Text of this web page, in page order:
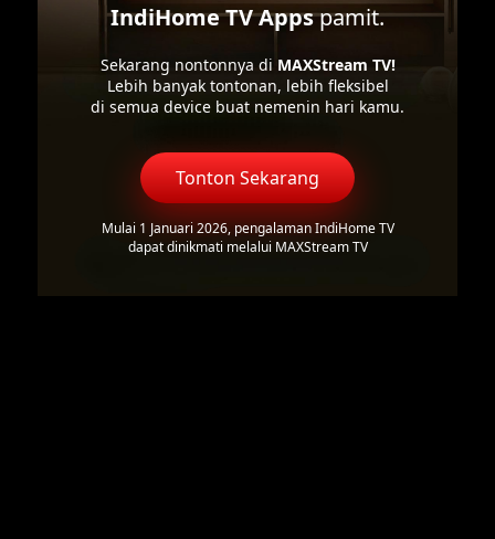
IndiHome TV Appspamit.
Sekarang nontonnya di MAXStream TV!
Lebih banyak tontonan, lebih fleksibel
di semua device buat nemenin hari kamu.
Tonton Sekarang
Mulai 1 Januari 2026, pengalaman IndiHome TV
dapat dinikmati melalui MAXStream TV